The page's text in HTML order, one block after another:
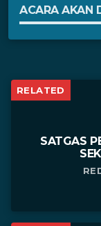
ACARA AKAN
RELATED
SATGAS